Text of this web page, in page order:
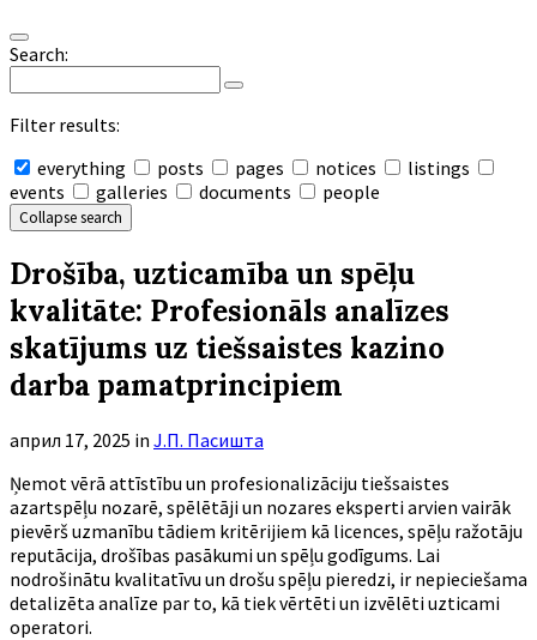
Search:
Filter results:
everything
posts pages notices
listings
events
galleries documents people
Collapse search
Drošība, uzticamība un spēļu
kvalitāte: Profesionāls analīzes
skatījums uz tiešsaistes kazino
darba pamatprincipiem
април 17, 2025 in Ј.П. Пасишта
Ņemot vērā attīstību un profesionalizāciju tiešsaistes
azartspēļu nozarē, spēlētāji un nozares eksperti arvien vairāk
pievērš uzmanību tādiem kritērijiem kā licences, spēļu ražotāju
reputācija, drošības pasākumi un spēļu godīgums. Lai
nodrošinātu kvalitatīvu un drošu spēļu pieredzi, ir nepieciešama
detalizēta analīze par to, kā tiek vērtēti un izvēlēti uzticami
operatori.